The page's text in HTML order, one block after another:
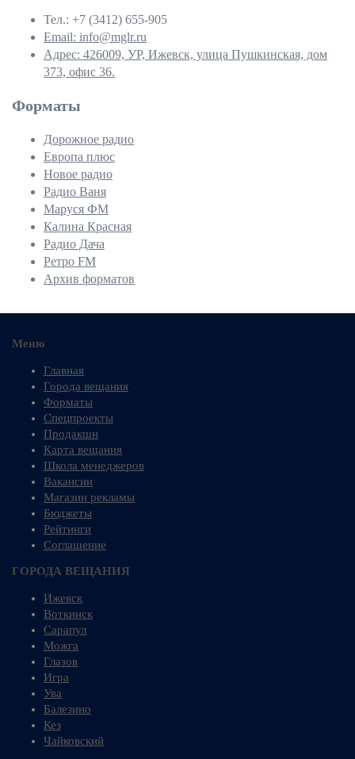
Тел.: +7 (3412) 655-905
Email: info@mglr.ru
Адрес: 426009, УР, Ижевск, улица Пушкинская, дом
373, офис 36.
Форматы
Дорожное радио
Европа плюс
Новое радио
Радио Ваня
Маруся ФМ
Калина Красная
Радио Дача
Ретро FM
Архив форматов
Меню
Главная
Города вещания
Форматы
Спецпроекты
Продакшн
Карта вещания
Школа менеджеров
Вакансии
Магазин рекламы
Бюджеты
Рейтинги
Соглашение
ГОРОДА ВЕЩАНИЯ
Ижевск
Воткинск
Сарапул
Можга
Глазов
Игра
Ува
Балезино
Кез
Чайковский